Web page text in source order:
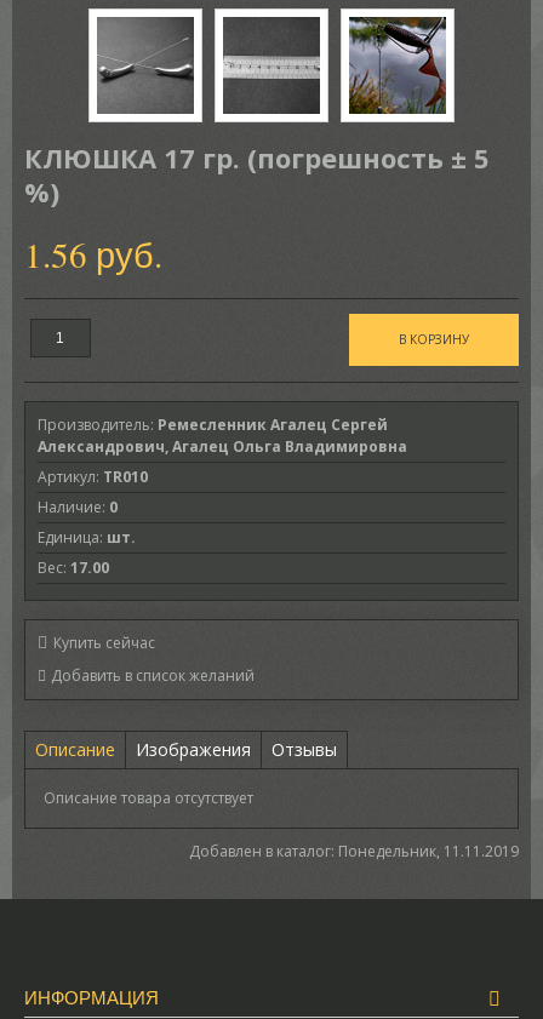
КЛЮШКА 17 гр. (погрешность ± 5
%)
1.56 руб.
Производитель: Ремесленник Агалец Сергей
Александрович, Агалец Ольга Владимировна
Артикул: TR010
Наличие: 0
Единица: шт.
Вес: 17.00
Купить сейчас
Описание Изображения Отзывы
Описание товара отсутствует
Добавлен в каталог: Понедельник, 11.11.2019
ИНФОРМАЦИЯ